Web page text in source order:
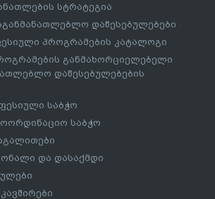
სტრატეგია
დაწესებულებები
პროგრამების კატალოგი
განმახორციელებელი
დაწესებულებების
საბჭო
საბჭო
და დასაქმდი